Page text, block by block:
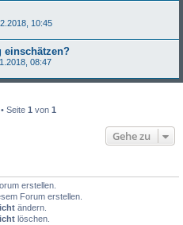
10:45
einschätzen?
08:47
Seite 1 von 1
Gehe zu
erstellen.
Forum erstellen.
ändern.
löschen.